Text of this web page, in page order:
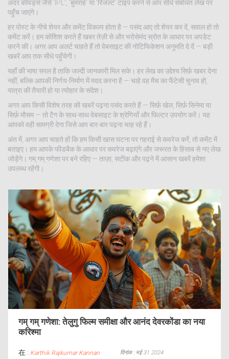
अंदर कीवर्ड्स जैसे 'IPL', 'बुमराह' या 'रिजल्ट' टाइप करने से आप सीधे संबंधित लेख पर
पहुँच जाएंगे।
हर पोस्ट के नीचे शेयर और कमेंट विकल्प होता है — पसंद आए तो शेयर कर दें, सवाल हो तो
कमेंट करें। हम कोशिश करते हैं खबर तेज़ी से और भरोसेमंद स्रोत के आधार पर अपडेट
करने की। अगर आप अलर्ट चाहते हैं तो वेबसाइट की नोटिफिकेशन अनुमति दे दें — बड़ी
खबरें आप तक सीधे पहुँचेगी।
यहाँ की भाषा सरल है ताकि जल्दी जानकारी मिल सके। हर लेख का उद्देश्य सिर्फ़ खबर देना
नहीं, बल्कि आपकी निर्णय-निर्माण में मदद करना है — चाहे वह मैच का फैंटेसी चुनाव हो,
यात्रा की तैयारी हो या त्योहार के संदेश।
अगर आप किसी विशेष तरह की खबरें पढ़ना पसंद करते हैं — सिर्फ़ खेल, सिर्फ़ सिनेमा या
सिर्फ़ मौसम — तो टैग के साथ-साथ वेबसाइट के श्रेणियाँ और फिल्टर उपयोग करें। यह
आपको वही सामग्री देगा जिसे आप बार-बार पढ़ना चाह रहे हैं।
अंत में, अगर आप चाहते हों कि हम किसी खास घटना पर गहराई से कवरेज करें, तो कमेंट में
बताइए। हम आपके फीडबैक के आधार पर कवरेज बढ़ाएंगे और जरूरत के हिसाब से नए लेख
जोड़ेंगे। गम् गम् गणेशा पर बने रहिए — ताज़ा, सटीक और पढ़ने में आसान खबरें हमेशा
उपलब्ध रहेंगी।
गम् गम् गणेशा: तेलुगु फिल्म समीक्षा और आनंद देवरकोंडा का नया
करिश्मा
在 : Karthik Rajkumar Kannan दिनांक : मई 31 2024